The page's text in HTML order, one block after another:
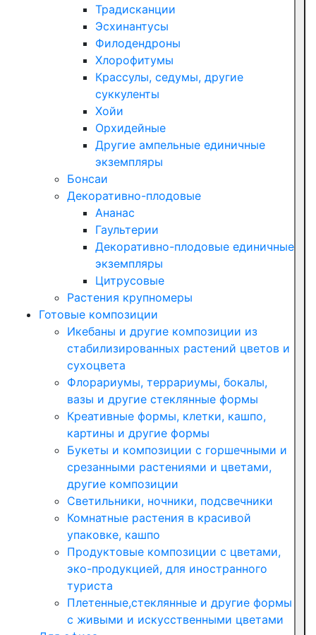
Традисканции
Эсхинантусы
Филодендроны
Хлорофитумы
Крассулы, седумы, другие
суккуленты
Хойи
Орхидейные
Другие ампельные единичные
экземпляры
Бонсаи
Декоративно-плодовые
Ананас
Гаультерии
Декоративно-плодовые единичные
экземпляры
Цитрусовые
Растения крупномеры
Готовые композиции
Икебаны и другие композиции из
стабилизированных растений цветов и
сухоцвета
Флорариумы, террариумы, бокалы,
вазы и другие стеклянные формы
Креативные формы, клетки, кашпо,
картины и другие формы
Букеты и композиции с горшечными и
срезанными растениями и цветами,
другие композиции
Светильники, ночники, подсвечники
Комнатные растения в красивой
упаковке, кашпо
Продуктовые композиции с цветами,
эко-продукцией, для иностранного
туриста
Плетенные,стеклянные и другие формы
с живыми и искусственными цветами